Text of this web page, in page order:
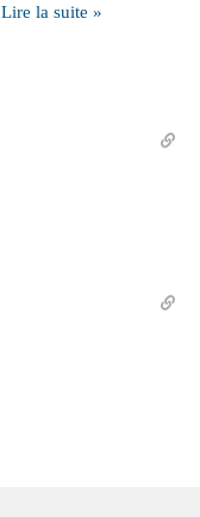
Lire la suite »